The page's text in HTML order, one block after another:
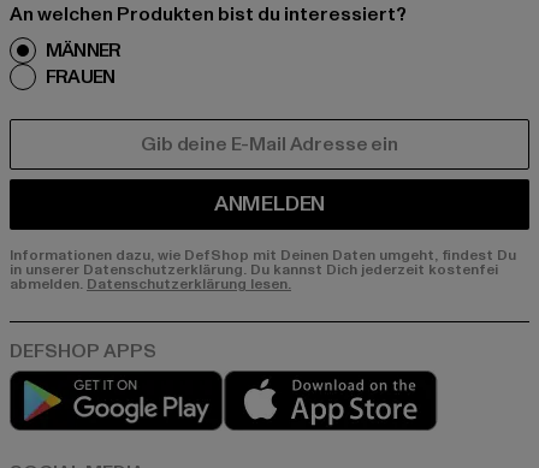
An welchen Produkten bist du interessiert?
MÄNNER
FRAUEN
ANMELDEN
Informationen dazu, wie DefShop mit Deinen Daten umgeht, findest Du
in unserer Datenschutzerklärung. Du kannst Dich jederzeit kostenfei
abmelden.Datenschutzerklärung lesen.
Play market